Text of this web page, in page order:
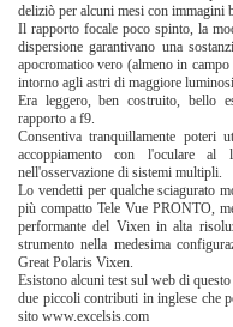
deliziò per alcuni mesi con immagini
Il rapporto focale poco spinto, la
dispersione garantivano una
apocromatico vero (almeno in
intorno agli astri di maggiore
Era leggero, ben costruito, bello
rapporto a f9.
Consentiva tranquillamente
accoppiamento con l'oculare
nell'osservazione di sistemi multipli.
Lo vendetti per qualche sciagurato
più compatto Tele Vue PRONTO,
performante del Vixen in alta
strumento nella medesima
Great Polaris Vixen.
Esistono alcuni test sul web di
due piccoli contributi in inglese che
sito www.excelsis.com